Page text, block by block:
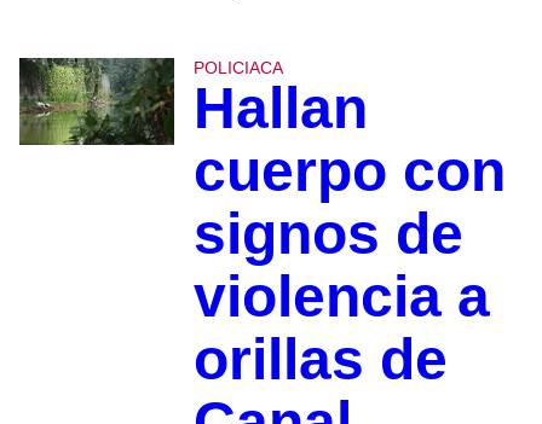
POLICIACA
Hallan
cuerpo con
signos de
violencia a
orillas de